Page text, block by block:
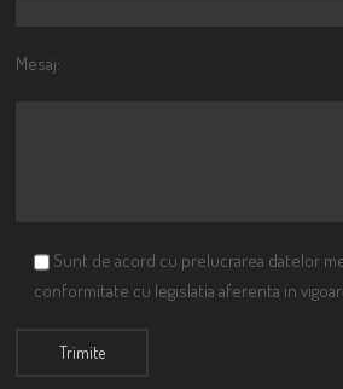
Mesaj:
Sunt de acord cu prelucrarea datelor
conformitate cu legislatia aferenta in